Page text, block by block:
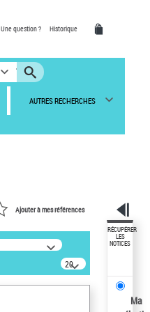
Une question ? Historique
AUTRES RECHERCHES
Ajouter à mes références
20
résultats/page
RÉCUPÉRER
LES
NOTICES
Ma